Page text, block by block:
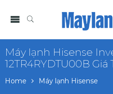
Máy lạnh Hisense
12TR4RYDTU00B Giá
Home Máy lạnh Hisense